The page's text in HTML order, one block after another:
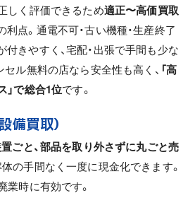
しく評価できるため適正〜高価買取
利点。通電不可・古い機種・生産終了
きやすく、宅配・出張で手間も少な
セル無料の店なら安全性も高く、 「高
」で総合1位です。
備買取）
置ごと、部品を取り外さずに丸ごと売
の手間なく一度に現金化できます。
業時に有効です。